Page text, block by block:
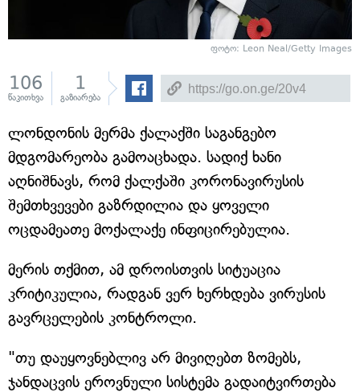
ფოტო: Leon Neal/Getty Images
106
წაკითხვა
1
გაზიარება
ლონდონის მერმა ქალაქში საგანგებო
მდგომარეობა გამოაცხადა. სადიქ ხანი
აღნიშნავს, რომ ქალქაში კორონავირუსის
შემთხვევები გაზრდილია და ყოველი
ოცდამეათე მოქალაქე ინფიცირებულია.
მერის თქმით, ამ დროისთვის სიტუაცია
კრიტიკულია, რადგან ვერ ხერხდება ვირუსის
გავრცელების კონტროლი.
"თუ დაუყოვნებლივ არ მივიღებთ ზომებს,
ჯანდაცვის ეროვნული სისტემა გადაიტვირთება